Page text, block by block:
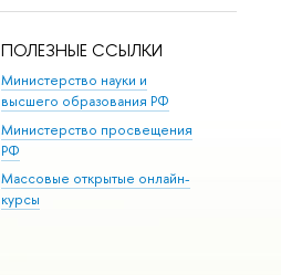
ПОЛЕЗНЫЕ ССЫЛКИ
Министерство науки и
высшего образования РФ
Министерство просвещения
РФ
Массовые открытые онлайн-
курсы